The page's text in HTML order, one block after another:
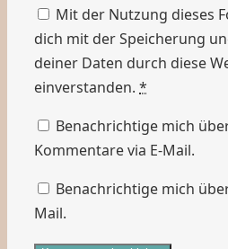
Mit der Nutzung dieses
dich mit der Speicherung
deiner Daten durch diese
einverstanden. *
Benachrichtige mich
Kommentare via E-Mail.
Benachrichtige mich
Mail.